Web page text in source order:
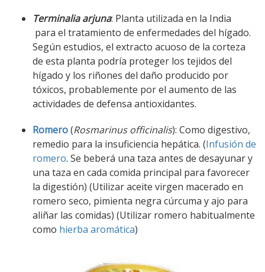
Terminalia arjuna: Planta utilizada en la India
para el tratamiento de enfermedades del hígado.
Según estudios, el extracto acuoso de la corteza
de esta planta podría proteger los tejidos del
hígado y los riñones del daño producido por
tóxicos, probablemente por el aumento de las
actividades de defensa antioxidantes.
Romero(Rosmarinus officinalis): Como digestivo,
remedio para la insuficiencia hepática. (Infusión de
romero. Se beberá una taza antes de desayunar y
una taza en cada comida principal para favorecer
la digestión) (Utilizar aceite virgen macerado en
romero seco, pimienta negra cúrcuma y ajo para
aliñar las comidas) (Utilizar romero habitualmente
como hierba aromática)